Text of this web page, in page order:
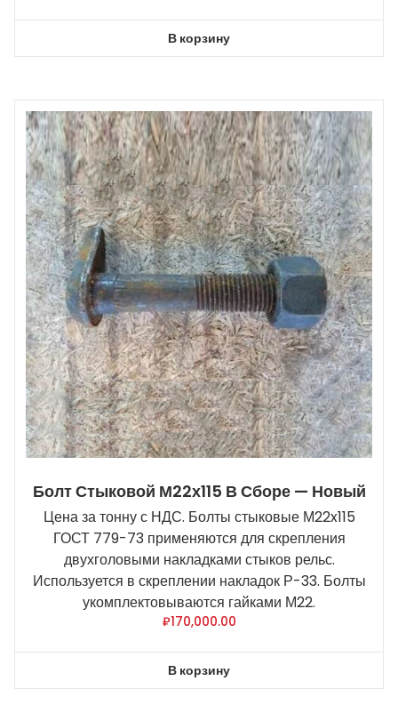
В корзину
Болт Стыковой М22х115 В Сборе — Новый
Цена за тонну с НДС. Болты стыковые М22x115
ГОСТ 779-73 применяются для скрепления
двухголовыми накладками стыков рельс.
Используется в скреплении накладок Р-33. Болты
укомплектовываются гайками М22.
₽170,000.00
В корзину